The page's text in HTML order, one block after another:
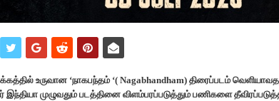
உருவான ‘நாகபந்தம் ‘( Nagabhandham) திரைப்படம்
இந்தியா முழுவதும் படத்தினை விளம்பரப்படுத்தும் பணிகளை